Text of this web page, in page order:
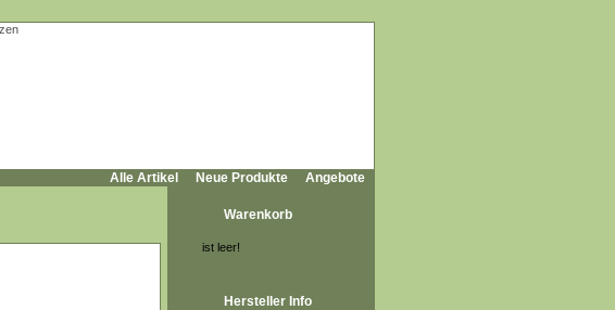
Alle Artikel Neue Produkte Angebote
Warenkorb
ist leer!
Hersteller Info